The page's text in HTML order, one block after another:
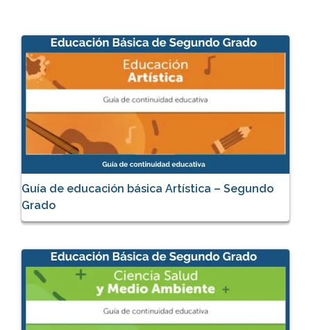
Guía de educación básica Artística – Segundo
Grado